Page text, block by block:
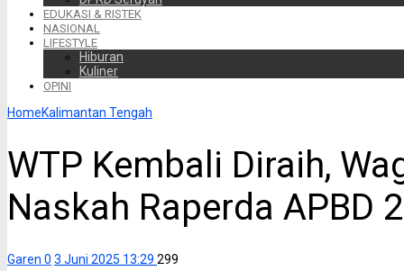
EDUKASI & RISTEK
NASIONAL
LIFESTYLE
Hiburan
Kuliner
OPINI
HomeKalimantan Tengah
WTP Kembali Diraih,
Naskah Raperda APBD
Garen 0 3 Juni 2025 13:29 299